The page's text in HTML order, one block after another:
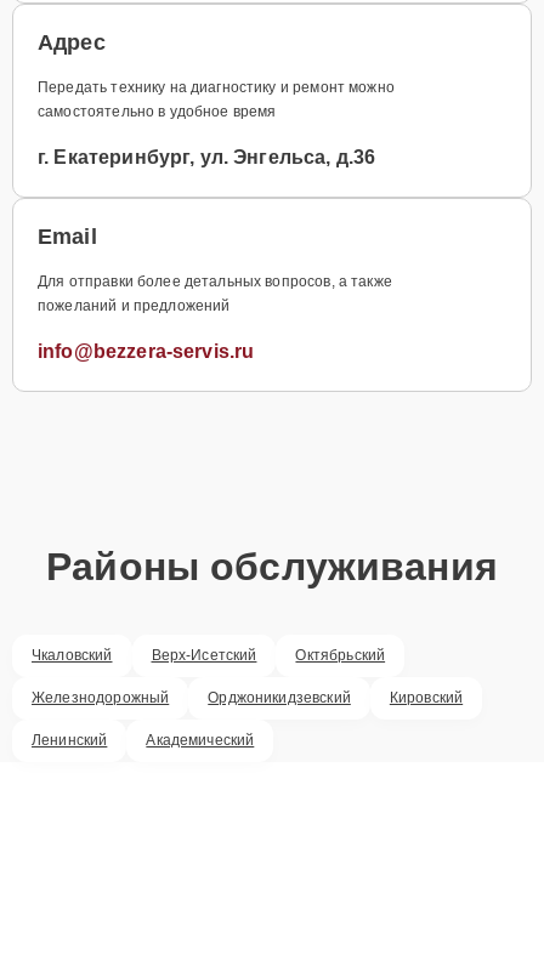
Адрес
Передать технику на диагностику и ремонт можно
самостоятельно в удобное время
г. Екатеринбург, ул. Энгельса, д.36
Email
Для отправки более детальных вопросов, а также
пожеланий и предложений
info@bezzera-servis.ru
Районы обслуживания
Чкаловский Верх-Исетский Октябрьский
Железнодорожный Орджоникидзевский Кировский
Ленинский Академический